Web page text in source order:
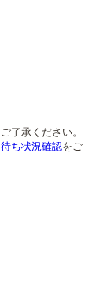
了承ください。
待ち状況確認をご